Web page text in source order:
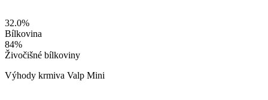
32.0%
Bílkovina
84%
Živočišné bílkoviny
Výhody krmiva Valp Mini